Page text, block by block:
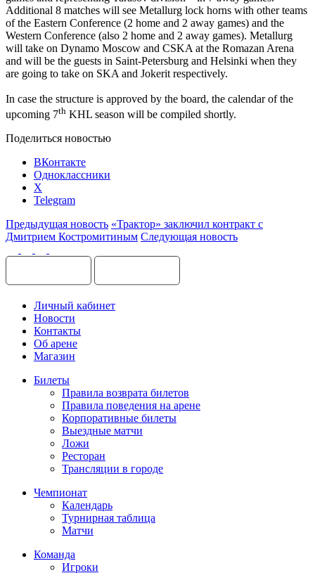
Additional 8 matches will see Metallurg lock horns with other teams
of the Eastern Conference (2 home and 2 away games) and the
Western Conference (also 2 home and 2 away games). Metallurg
will take on Dynamo Moscow and CSKA at the Romazan Arena
and will be the guests in Saint-Petersburg and Helsinki when they
are going to take on SKA and Jokerit respectively.
In case the structure is approved by the board, the calendar of the
upcoming 7th KHL season will be compiled shortly.
Поделиться новостью
ВКонтакте
Одноклассники
X
Telegram
Предыдущая новость «Трактор» заключил контракт с
Дмитрием Костромитиным Следующая новость
Личный кабинет
Новости
Контакты
Об арене
Магазин
Билеты
Правила возврата билетов
Правила поведения на арене
Корпоративные билеты
Выездные матчи
Ложи
Ресторан
Трансляции в городе
Чемпионат
Календарь
Турнирная таблица
Матчи
Команда
Игроки